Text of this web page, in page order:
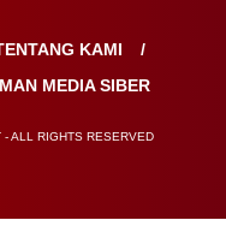
KAMI
MEDIA SIBER
ALL RIGHTS RESERVED